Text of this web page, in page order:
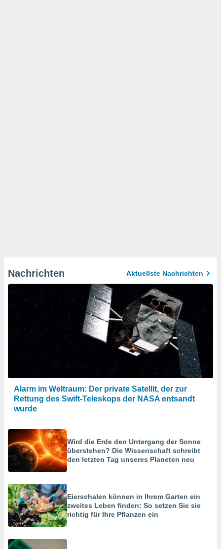
Nachrichten Aktuellste Nachrichten
Alarm im Weltraum: Der private Satellit, der zur
Rettung des Swift-Teleskops der NASA entsandt
wurde
Wird die Erde den Untergang der Sonne
überstehen? Die Wissenschaft schreibt
den letzten Tag unseres Planeten neu
Eierschalen können in Ihrem Garten ein
zweites Leben finden: So setzen Sie sie
richtig für Ihre Pflanzen ein